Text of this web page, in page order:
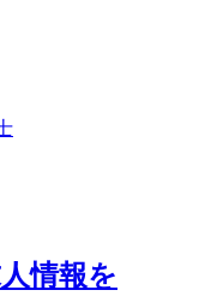
情報を